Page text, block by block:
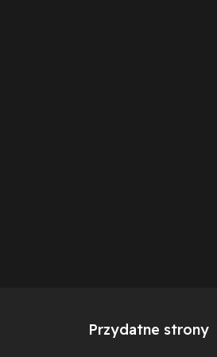
Przydatne strony